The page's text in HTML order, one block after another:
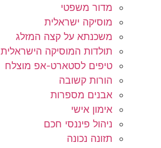
מדור משפטי
מוסיקה ישראלית
משכנתא על קצה המזלג
תולדות המוסיקה הישראלית
טיפים לסטארט-אפ מוצלח
הורות קשובה
אבנים מספרות
אימון אישי
ניהול פיננסי חכם
תזונה נכונה